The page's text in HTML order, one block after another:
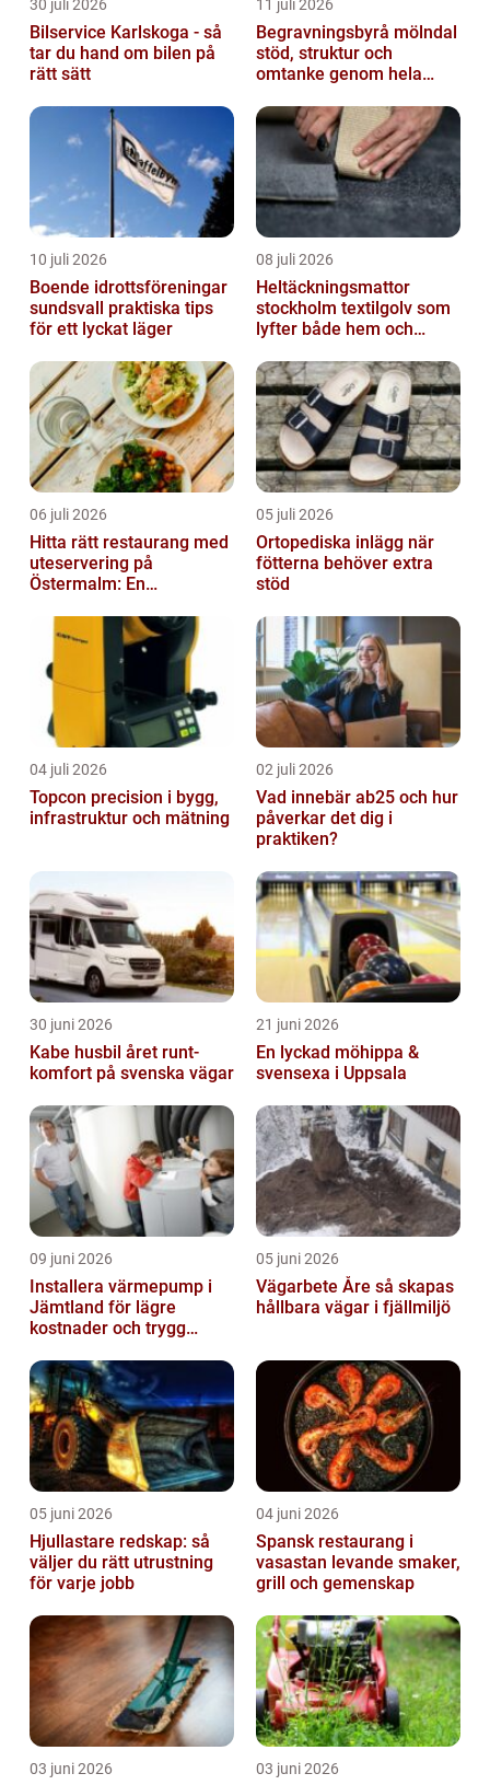
30 juli 2026
Bilservice Karlskoga - så
tar du hand om bilen på
rätt sätt
11 juli 2026
Begravningsbyrå mölndal
stöd, struktur och
omtanke genom hela
10 juli 2026
Boende idrottsföreningar
sundsvall praktiska tips
för ett lyckat läger
08 juli 2026
Heltäckningsmattor
stockholm textilgolv som
lyfter både hem och
06 juli 2026
Hitta rätt restaurang med
uteservering på
Östermalm: En
i solen
05 juli 2026
Ortopediska inlägg när
fötterna behöver extra
stöd
04 juli 2026
Topcon precision i bygg,
infrastruktur och mätning
02 juli 2026
Vad innebär ab25 och hur
påverkar det dig i
praktiken?
30 juni 2026
Kabe husbil året runt-
komfort på svenska vägar
21 juni 2026
En lyckad möhippa &
svensexa i Uppsala
09 juni 2026
Installera värmepump i
Jämtland för lägre
kostnader och trygg
05 juni 2026
Vägarbete Åre så skapas
hållbara vägar i fjällmiljö
05 juni 2026
Hjullastare redskap: så
väljer du rätt utrustning
för varje jobb
04 juni 2026
Spansk restaurang i
vasastan levande smaker,
grill och gemenskap
03 juni 2026 03 juni 2026